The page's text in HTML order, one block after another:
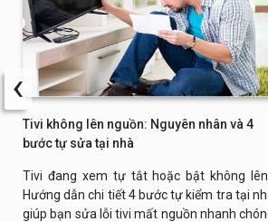
Tivi không lên nguồn: Nguyên nhân và 4
bước tự sửa tại nhà
Tivi đang xem tự tắt hoặc bật không
Hướng dẫn chi tiết 4 bước tự kiểm tra tại
giúp bạn sửa lỗi tivi mất nguồn nhanh
‹